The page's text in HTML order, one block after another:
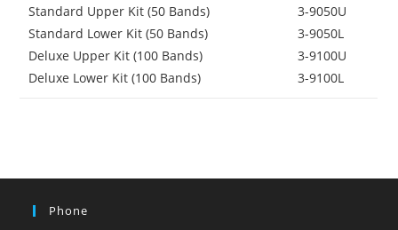
Standard Upper Kit (50 Bands)
Standard Lower Kit (50 Bands)
Deluxe Upper Kit (100 Bands)
Deluxe Lower Kit (100 Bands)
3-9050U
3-9050L
3-9100U
3-9100L
Phone